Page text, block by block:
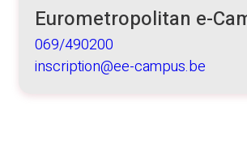
Eurometropolitan e-
069/490200
inscription@ee-campus.be